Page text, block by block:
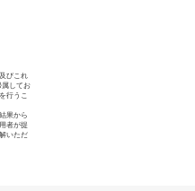
びこれ
属してお
行うこ
果から
者が提
いただ